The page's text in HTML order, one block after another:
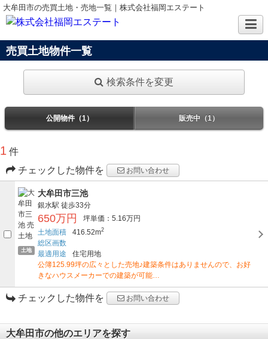
大牟田市の売買土地・売地一覧｜株式会社福岡エステート
売買土地物件一覧
検索条件を変更
公開物件（1） 販売中（1）
1 件
チェックした物件を
お問い合わせ
土地
大牟田市三池
銀水駅 徒歩33分
650万円
坪単価：5.16万円
土地面積
416.52m2
総区画数
最適用途
住宅用地
公簿125.99坪の広々とした売地♪建築条件はありませんので、お好
きなハウスメーカーでの建築が可能…
チェックした物件を お問い合わせ
大牟田市の他のエリアを探す